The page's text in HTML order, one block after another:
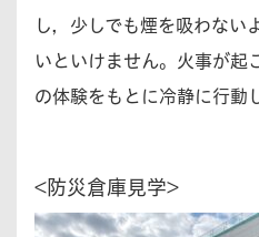
し，少しでも煙を吸わない
いといけません。火事が起
の体験をもとに冷静に行動
<防災倉庫見学>